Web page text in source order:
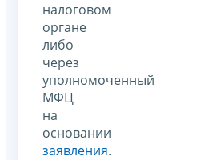
налоговом
органе
либо
через
уполномоченный
МФЦ
на
основании
заявления.